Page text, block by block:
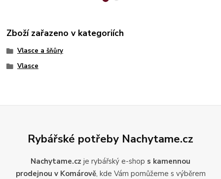
Zboží zařazeno v kategoriích
Vlasce a šňůry
Vlasce
Rybářské potřeby Nachytame.cz
Nachytame.cz je rybářský e-shop s kamennou
prodejnou v Komárově, kde Vám pomůžeme s výběrem